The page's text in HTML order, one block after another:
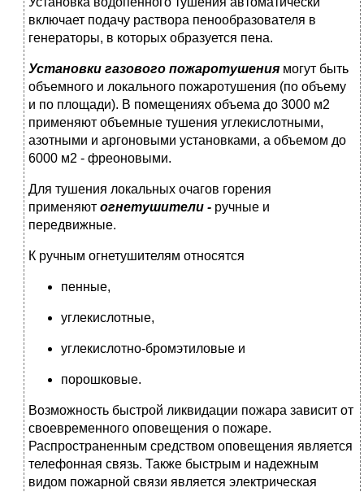
включает подачу раствора пенообразователя в
генераторы, в которых образуется пена.
Установки газового пожаротушения могут быть
объемного и локального пожаротушения (по объему
и по площади). В помещениях объема до 3000 м2
применяют объемные тушения углекислотными,
азотными и аргоновыми установками, а объемом до
6000 м2 - фреоновыми.
Для тушения локальных очагов горения
применяют огнетушители - ручные и
передвижные.
К ручным огнетушителям относятся
пенные,
углекислотные,
углекислотно-бромэтиловые и
порошковые.
Возможность быстрой ликвидации пожара зависит от
своевременного оповещения о пожаре.
Распространенным средством оповещения является
телефонная связь. Также быстрым и надежным
видом пожарной связи является электрическая